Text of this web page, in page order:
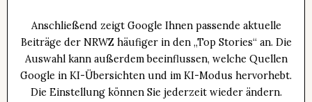
Anschließend zeigt Google Ihnen passende aktuelle
Beiträge der NRWZ häufiger in den „Top Stories“ an. Die
Auswahl kann außerdem beeinflussen, welche Quellen
Google in KI-Übersichten und im KI-Modus hervorhebt.
Die Einstellung können Sie jederzeit wieder ändern.